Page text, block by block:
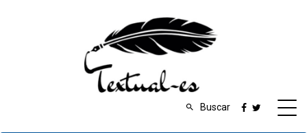
Buscar